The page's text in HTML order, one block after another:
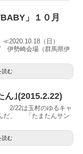
」１０月
（日）
伊勢崎会場（群馬県伊
読む
ん｣(2015.2.22)
2/22は玉村のゆるキャ
だ、 「たまたんサン
読む